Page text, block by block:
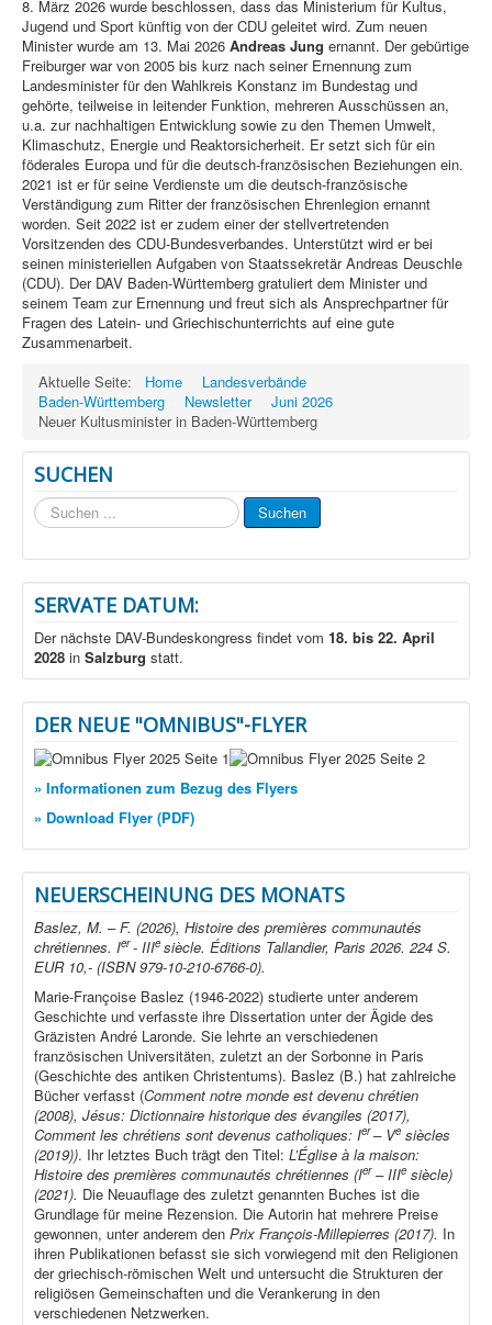
8. März 2026 wurde beschlossen, dass das Ministerium für Kultus,
Jugend und Sport künftig von der CDU geleitet wird. Zum neuen
Minister wurde am 13. Mai 2026 Andreas Jung ernannt. Der gebürtige
Freiburger war von 2005 bis kurz nach seiner Ernennung zum
Landesminister für den Wahlkreis Konstanz im Bundestag und
gehörte, teilweise in leitender Funktion, mehreren Ausschüssen an,
u.a. zur nachhaltigen Entwicklung sowie zu den Themen Umwelt,
Klimaschutz, Energie und Reaktorsicherheit. Er setzt sich für ein
föderales Europa und für die deutsch-französischen Beziehungen ein.
2021 ist er für seine Verdienste um die deutsch-französische
Verständigung zum Ritter der französischen Ehrenlegion ernannt
worden. Seit 2022 ist er zudem einer der stellvertretenden
Vorsitzenden des CDU-Bundesverbandes. Unterstützt wird er bei
seinen ministeriellen Aufgaben von Staatssekretär Andreas Deuschle
(CDU). Der DAV Baden-Württemberg gratuliert dem Minister und
seinem Team zur Ernennung und freut sich als Ansprechpartner für
Fragen des Latein- und Griechischunterrichts auf eine gute
Zusammenarbeit.
Aktuelle Seite:
Home
Landesverbände
Baden-Württemberg
Newsletter
Juni 2026
Neuer Kultusminister in Baden-Württemberg
SUCHEN
Suchen
...
Suchen
SERVATE DATUM:
Der nächste DAV-Bundeskongress findet vom 18. bis 22. April
2028 in Salzburg statt.
DER NEUE "OMNIBUS"-FLYER
» Informationen zum Bezug des Flyers
» Download Flyer (PDF)
NEUERSCHEINUNG DES MONATS
Baslez, M. – F. (2026), Histoire des premières communautés
chrétiennes. Ier- IIIe siècle. Éditions Tallandier, Paris 2026. 224 S.
EUR 10,- (ISBN 979-10-210-6766-0).
Marie-Françoise Baslez (1946-2022) studierte unter anderem
Geschichte und verfasste ihre Dissertation unter der Ägide des
Gräzisten André Laronde. Sie lehrte an verschiedenen
französischen Universitäten, zuletzt an der Sorbonne in Paris
(Geschichte des antiken Christentums). Baslez (B.) hat zahlreiche
Bücher verfasst (Comment notre monde est devenu chrétien
(2008), Jésus: Dictionnaire historique des évangiles (2017),
Comment les chrétiens sont devenus catholiques: Ier– Ve siècles
(2019)). Ihr letztes Buch trägt den Titel: L’Église à la maison:
Histoire des premières communautés chrétiennes (Ier– IIIe siècle)
(2021). Die Neuauflage des zuletzt genannten Buches ist die
Grundlage für meine Rezension. Die Autorin hat mehrere Preise
gewonnen, unter anderem den Prix François-Millepierres (2017). In
ihren Publikationen befasst sie sich vorwiegend mit den Religionen
der griechisch-römischen Welt und untersucht die Strukturen der
religiösen Gemeinschaften und die Verankerung in den
verschiedenen Netzwerken.